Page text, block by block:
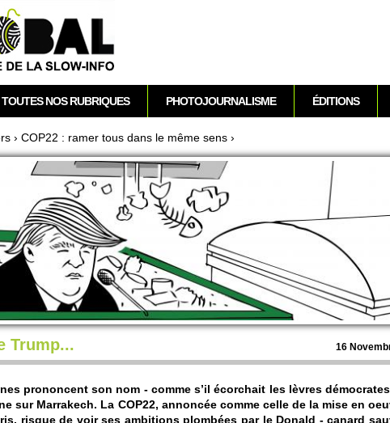
ici
› COP22 : ramer tous dans le même sens ›
Trump... 16
prononcent son nom - comme s’il écor­chait les lèvres
sur Marrakech. La COP22, annoncée comme celle de la mise en
ri­sque de voir ses ambi­ti­ons plombées par le Donald - canard
TOUTES NOS RUBRIQUES PHOTOJOURNALISME ÉDITIONS